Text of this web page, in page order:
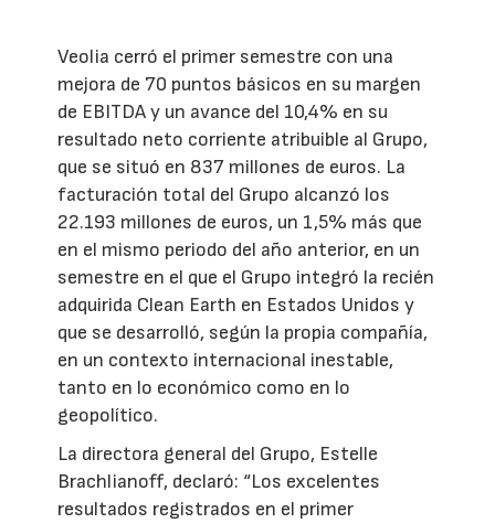
Veolia cerró el primer semestre con una
mejora de 70 puntos básicos en su margen
de EBITDA y un avance del 10,4% en su
resultado neto corriente atribuible al Grupo,
que se situó en 837 millones de euros. La
facturación total del Grupo alcanzó los
22.193 millones de euros, un 1,5% más que
en el mismo periodo del año anterior, en un
semestre en el que el Grupo integró la recién
adquirida Clean Earth en Estados Unidos y
que se desarrolló, según la propia compañía,
en un contexto internacional inestable,
tanto en lo económico como en lo
geopolítico.
La directora general del Grupo, Estelle
Brachlianoff, declaró: “Los excelentes
resultados registrados en el primer